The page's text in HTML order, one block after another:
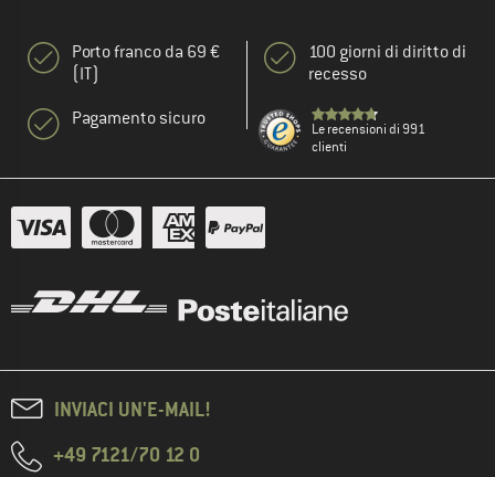
Porto franco da 69 €
(IT)
Pagamento sicuro
100 giorni di diritto di
recesso
Le recensioni di 991
clienti
INVIACI UN'E-MAIL!
+49 7121/70 12 0